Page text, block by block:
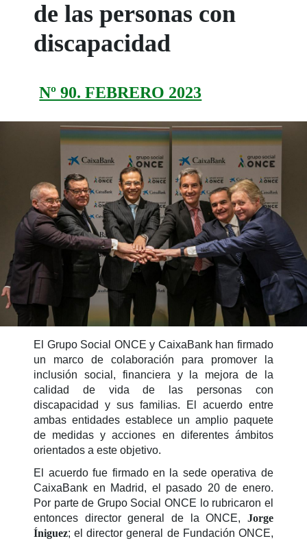
de las personas con
discapacidad
Nº 90. FEBRERO 2023
El Grupo Social ONCE y CaixaBank han firmado
un marco de colaboración para promover la
inclusión social, financiera y la mejora de la
calidad de vida de las personas con
discapacidad y sus familias. El acuerdo entre
ambas entidades establece un amplio paquete
de medidas y acciones en diferentes ámbitos
orientados a este objetivo.
El acuerdo fue firmado en la sede operativa de
CaixaBank en Madrid, el pasado 20 de enero.
Por parte de Grupo Social ONCE lo rubricaron el
entonces director general de la ONCE, Jorge
Íniguez; el director general de Fundación ONCE,